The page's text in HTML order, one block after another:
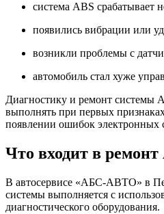
система ABS срабатывает
появились вибрации или
возникли проблемы с
автомобиль стал хуже
Диагностику и ремонт системы
выполнять при первых
появлении ошибок электронных
Что входит в ремонт
В автосервисе «АБС-АВТО» в
системы выполняется с
диагностического оборудования.